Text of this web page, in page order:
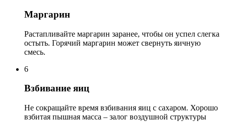
Маргарин
Растапливайте маргарин заранее, чтобы он успел слегка
остыть. Горячий маргарин может свернуть яичную
смесь.
6
Взбивание яиц
Не сокращайте время взбивания яиц с сахаром. Хорошо
взбитая пышная масса – залог воздушной структуры